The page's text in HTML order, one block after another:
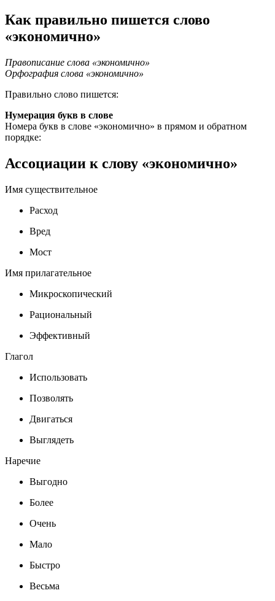
Как правильно пишется слово
«экономично»
Правописание слова «экономично»
Орфография слова «экономично»
Правильно слово пишется:
Нумерация букв в слове
Номера букв в слове «экономично» в прямом и обратном
порядке:
Ассоциации к слову «экономично»
Имя существительное
Расход
Вред
Мост
Имя прилагательное
Микроскопический
Рациональный
Эффективный
Глагол
Использовать
Позволять
Двигаться
Выглядеть
Наречие
Выгодно
Более
Очень
Мало
Быстро
Весьма